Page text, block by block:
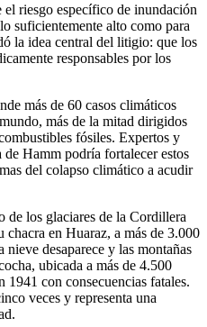
riesgo específico de inundación
suficientemente alto como para
la idea central del litigio: que los
responsables por los
más de 60 casos climáticos
más de la mitad dirigidos
fósiles. Expertos y
de Hamm podría fortalecer estos
del colapso climático a acudir
de los glaciares de la Cordillera
chacra en Huaraz, a más de 3.000
desaparece y las montañas
ubicada a más de 4.500
1941 con consecuencias fatales.
veces y representa una